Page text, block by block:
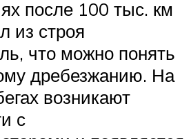
после 100 тыс. км
из строя
что можно понять
дребезжанию. На
возникают
с